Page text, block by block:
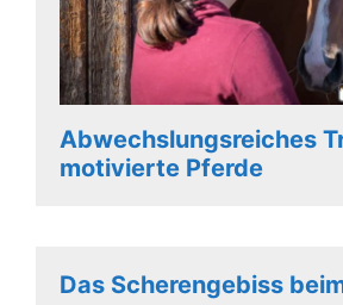
Abwechslungsreiches
motivierte Pferde
Das Scherengebiss